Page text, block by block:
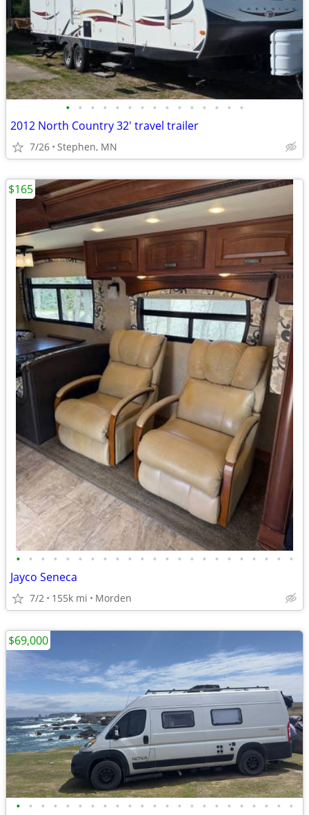
• • • • • • • • • • • • • • •
2012 North Country 32' travel trailer
7/26 Stephen, MN
• • • • • • • • • • • • • • • • • • • • • • •
Jayco Seneca
7/2 155k mi Morden
$165
• • • • • • • • • • • • • • • • • • • • • • •
$69,000